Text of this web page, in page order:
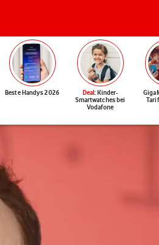
Beste Handys 2026 Deal: Kinder-
Smartwatches bei
Vodafone